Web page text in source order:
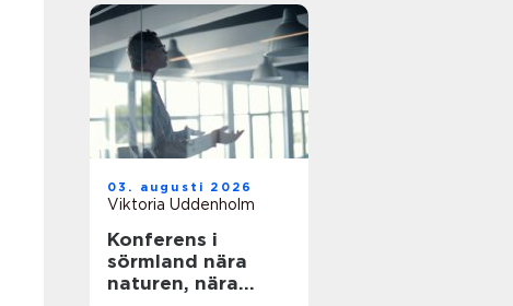
03. augusti 2026
Viktoria Uddenholm
Konferens i
sörmland nära
naturen, nära